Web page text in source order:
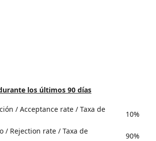
los últimos 90 días
/ Acceptance rate / Taxa de
10%
/ Rejection rate / Taxa de
90%